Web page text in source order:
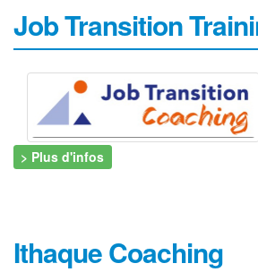
Job Transition
> Plus d'infos
Ithaque Coaching